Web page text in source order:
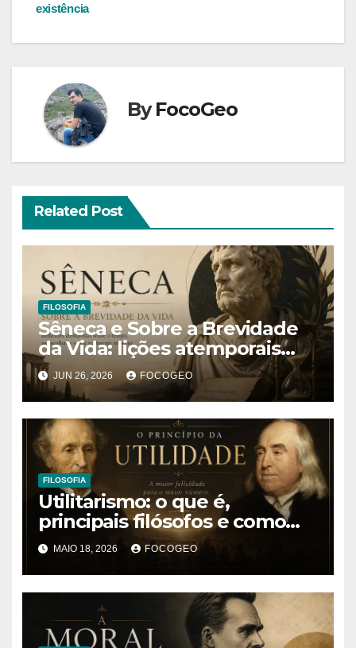
existência
ByFocoGeo
Related Post
FILOSOFIA
Sêneca e Sobre a Brevidade
da Vida: lições atemporais
sobre o tempo, a felicidade e
o verdadeiro sentido da
existência
JUN 26, 2026 FOCOGEO
FILOSOFIA
Utilitarismo: o que é,
principais filósofos e como
essa teoria ética influencia a
sociedade moderna
MAIO 18, 2026 FOCOGEO